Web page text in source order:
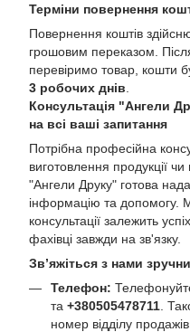
Терміни повернення
Повернення коштів
грошовим переказом.
перевіримо товар, кошти
3 робочих днів
Консультація "Ангели
на всі ваші запитання
Потрібна професійна
виготовлення продукції
"Ангели Друку" готова
інформацію та допомогу.
консультації залежить
фахівці завжди на зв'язку.
Зв’яжіться з нами
Телефон:
та +380505478711 .
номер відділу